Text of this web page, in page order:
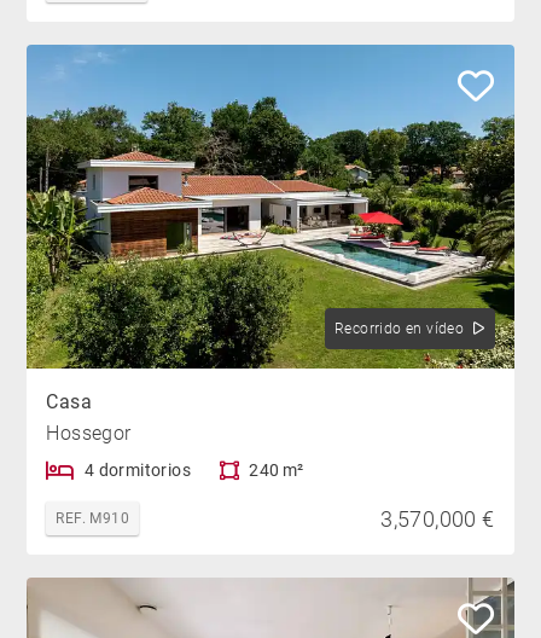
Recorrido en vídeo
Casa
Hossegor
4 dormitorios 240 m²
REF. M910 3,570,000 €